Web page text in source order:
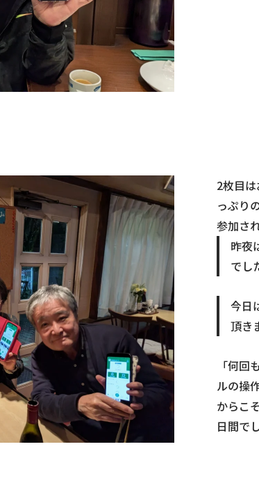
2枚目
っぷり
参加さ
昨夜
でし
今日
頂き
「何
ルの操
からこ
日間で